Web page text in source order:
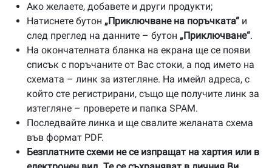
Ако желаете, добавете и други продукти;
Натиснете бутон „Приключване на поръчката“ и
след преглед на данните – бутон „Приключване“.
На окончателната бланка на екрана ще се появи
списък с поръчаните от Вас стоки, а под името на
схемата – линк за изтегляне. На имейл адреса, с
който сте регистрирани, също ще получите линк за
изтегляне – проверете и папка SPAM.
Последвайте линка и ще свалите желаната схема
във формат PDF.
Безплатните схеми не се изпращат на хартия или в